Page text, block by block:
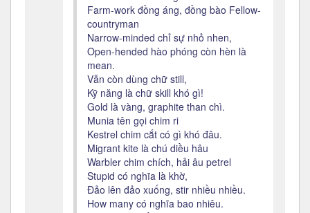
Farm-work đồng áng, đồng bào Fellow-
countryman
Narrow-minded chỉ sự nhỏ nhen,
Open-hended hào phóng còn hèn là
mean.
Vẫn còn dùng chữ still,
Kỹ năng là chữ skill khó gì!
Gold là vàng, graphite than chì.
Munia tên gọi chim ri
Kestrel chim cắt có gì khó đâu.
Migrant kite là chú diều hâu
Warbler chim chích, hải âu petrel
Stupid có nghĩa là khờ,
Đảo lên đảo xuống, stir nhiều nhiều.
How many có nghĩa bao nhiêu.